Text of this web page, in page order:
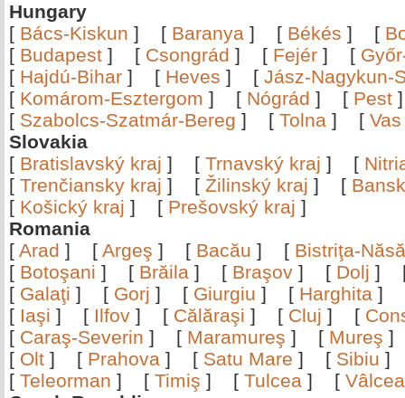
Hungary
[ Bács-Kiskun ] [ Baranya ] [ Békés ] [
[ Budapest ] [ Csongrád ] [ Fejér ] [
[ Hajdú-Bihar ] [ Heves ] [ Jász-Nagykun-
[ Komárom-Esztergom ] [ Nógrád ] [ Pest
[ Szabolcs-Szatmár-Bereg ] [ Tolna ] [ Vas
Slovakia
[ Bratislavský kraj ] [ Trnavský kraj ] [
[ Trenčiansky kraj ] [ Žilinský kraj ] [
[ Košický kraj ] [ Prešovský kraj ]
Romania
[ Arad ] [ Argeş ] [ Bacău ] [ Bistriţa-
[ Botoşani ] [ Brăila ] [ Braşov ] [ Dolj ]
[ Galaţi ] [ Gorj ] [ Giurgiu ] [ Harghita ]
[ Iaşi ] [ Ilfov ] [ Călăraşi ] [ Cluj ] [
[ Caraş-Severin ] [ Maramureş ] [ Mureş
[ Olt ] [ Prahova ] [ Satu Mare ] [ Sibiu
[ Teleorman ] [ Timiş ] [ Tulcea ] [